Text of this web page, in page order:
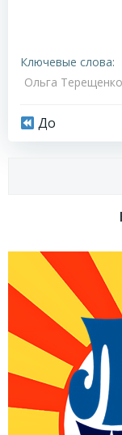
Ключевые слова:
Ольга Терещенко
До